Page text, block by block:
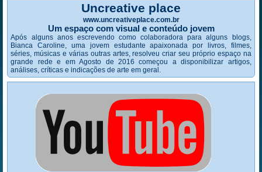
Uncreative place
www.uncreativeplace.com.br
Um espaço com visual e conteúdo jovem
Após alguns anos escrevendo como colaboradora para alguns blogs,
Bianca Caroline, uma jovem estudante apaixonada por livros, filmes,
séries, músicas e várias outras artes, resolveu criar seu próprio espaço na
grande rede e em Agosto de 2016 começou a disponibilizar artigos,
análises, críticas e indicações de arte em geral.